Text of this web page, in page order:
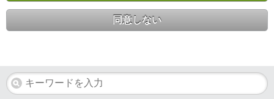
同意しない